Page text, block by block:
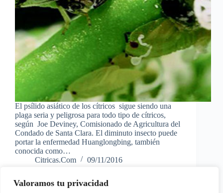
Valoramos tu privacidad
El psílido asiático de los cítricos sigue siendo una
plaga seria y peligrosa para todo tipo de cítricos,
según Joe Deviney, Comisionado de Agricultura del
Condado de Santa Clara. El diminuto insecto puede
portar la enfermedad Huanglongbing, también
conocida como…
Citricas.Com
09/11/2016